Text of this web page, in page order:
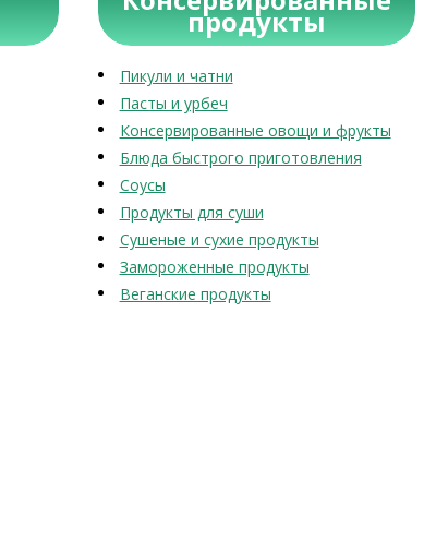
продукты
Пикули и чатни
Пасты и урбеч
Консервированные овощи и фрукты
Блюда быстрого приготовления
Соусы
Продукты для суши
Сушеные и сухие продукты
Замороженные продукты
Веганские продукты